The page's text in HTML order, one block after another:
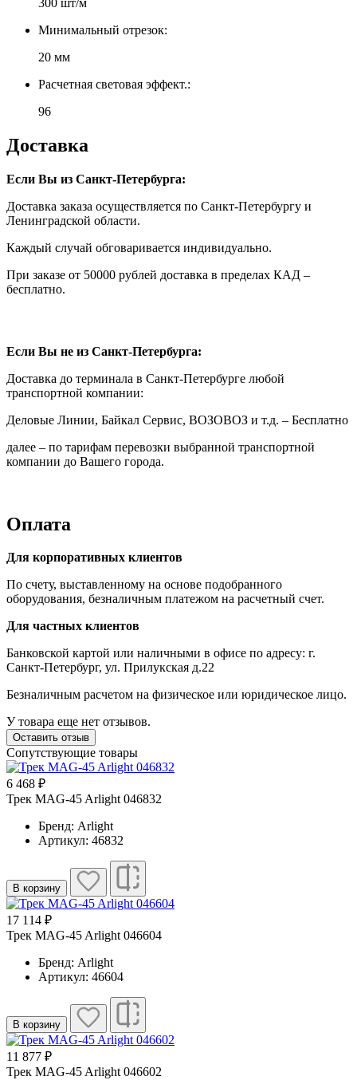
Минимальный отрезок:
20 мм
Расчетная световая эффект.:
96
Доставка
Если Вы из Санкт-Петербурга:
Доставка заказа осуществляется по Санкт-Петербургу и
Ленинградской области.
Каждый случай обговаривается индивидуально.
При заказе от 50000 рублей доставка в пределах КАД –
бесплатно.
Если Вы не из Санкт-Петербурга:
Доставка до терминала в Санкт-Петербурге любой
транспортной компании:
Деловые Линии, Байкал Сервис, ВОЗОВОЗ и т.д. – Бесплатно
далее – по тарифам перевозки выбранной транспортной
компании до Вашего города.
Оплата
Для корпоративных клиентов
По счету, выставленному на основе подобранного
оборудования, безналичным платежом на расчетный счет.
Для частных клиентов
Банковской картой или наличными в офисе по адресу: г.
Санкт-Петербург, ул. Прилукская д.22
Безналичным расчетом на физическое или юридическое лицо.
У товара еще нет отзывов.
Оставить отзыв
Сопутствующие товары
6 468 ₽
Трек MAG-45 Arlight 046832
Бренд: Arlight
Артикул: 46832
В корзину
17 114 ₽
Трек MAG-45 Arlight 046604
Бренд: Arlight
Артикул: 46604
В корзину
11 877 ₽
Трек MAG-45 Arlight 046602